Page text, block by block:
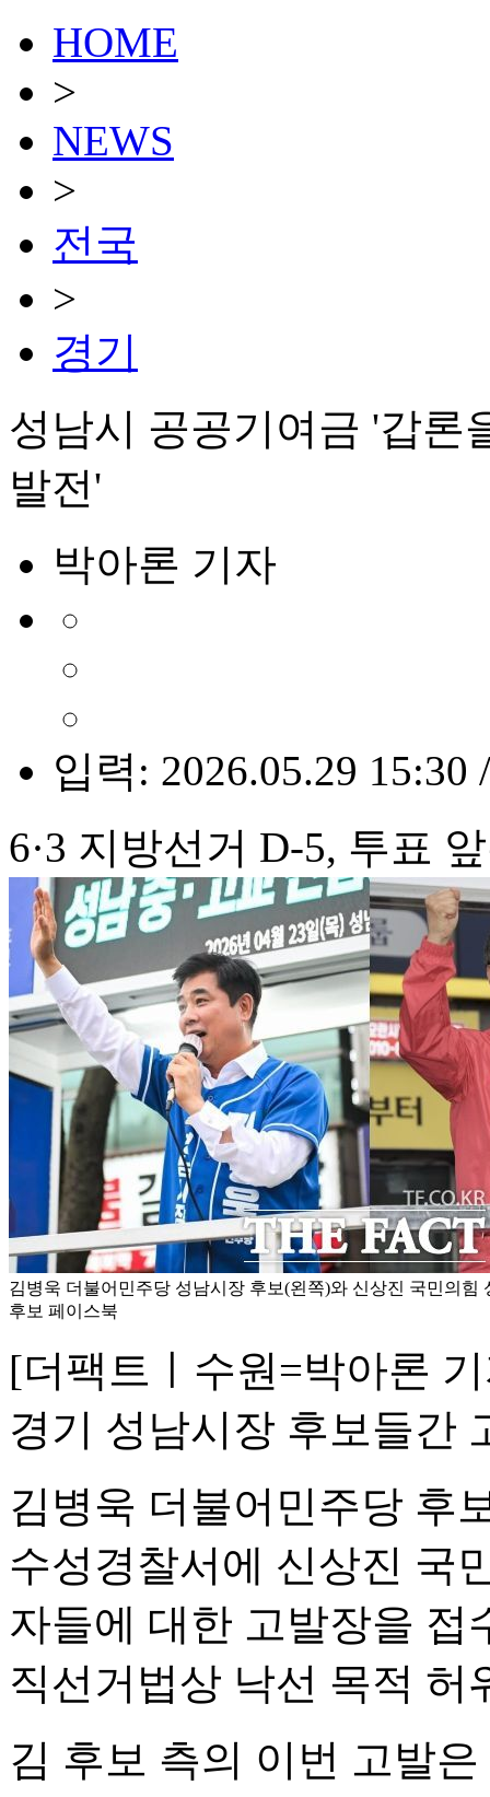
HOME
>
NEWS
>
전국
>
경기
성남시 공공기여금 '갑
발전'
박아론 기자
입력: 2026.05.29 15:30
6·3 지방선거 D-5, 투표
김병욱 더불어민주당 성남시장 후보(왼쪽)와 신상진 국민의힘
후보 페이스북
[더팩트ㅣ수원=박아론
경기 성남시장 후보들간
김병욱 더불어민주당 후
수성경찰서에 신상진 국
자들에 대한 고발장을 접
직선거법상 낙선 목적 허
김 후보 측의 이번 고발